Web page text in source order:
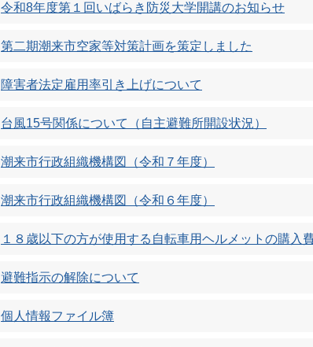
令和8年度第１回いばらき防災大学開講のお知らせ
第二期潮来市空家等対策計画を策定しました
障害者法定雇用率引き上げについて
台風15号関係について（自主避難所開設状況）
潮来市行政組織機構図（令和７年度）
潮来市行政組織機構図（令和６年度）
１８歳以下の方が使用する自転車用ヘルメットの購入
避難指示の解除について
個人情報ファイル簿